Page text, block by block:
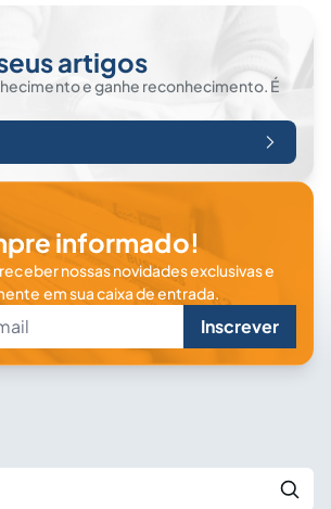
artigos
e ganhe reconhecimento. É
informado!
nossas novidades exclusivas e
em sua caixa de entrada.
Inscrever